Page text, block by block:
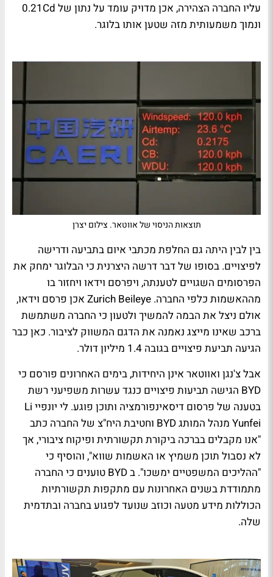
עליו החברה הצהירה, אכן מדויק עומד על נתון של 0.21Cd
ונמוך משמעותית מזה שטען אותו בלוגר.
תוצאות הניסוי של אווטאר. צילום יצרן
בין לבין היתה גם החלפת מכתבי איום בתביעה ודרישה
לפיצויים. בסופו של דבר דרשה היצרנית כי הבלוגר ימחק את
הפרסומים השגויים לטענתה, ויפרסם וידאו ויחזור בו
מההאשמות כלפי החברה. Zurich Beileye אכן פרסם וידאו,
אולם ניצל את הבמה להמשיך ולטעון כי החברה משתמשת
ברכב שאינו מייצג נאמנה את הדגם המשווק לציבור. כאן כבר
הגיעה תביעת פיצויים בגובה 1.4 מיליון דולר.
אבל צ'נגן ואווטאר אינן היחידות, בימים האחרונים פורסם כי
BYD הגישה תביעות פיצויים כנגד עשרות משפיעני רשת
בטענה של פרסום דיסאינפורמציה ותוכן פוגע. לי יונפיי Li
Yunfei מנהל המותגBYD וחטיבת היח"צ של החברה כתב
"אנו מקבלים בברכה ביקורת תקשורתית ופיקוח ציבורי, אך
לא נסבול תוכן משמיץ או האשמות שווא", והוסיף כי
"ההליכים המשפטיים ימשכו". בBYD טוענים כי החברה
מתמודדת בשנים האחרונות עם מתקפות תקשורתיות
הכוללות מידע מטעה וכוזב שנועד לפגוע בחברה ובתדמית
שלה.